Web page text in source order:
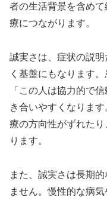
者の生活背景を含め
療につながります。
誠実さは、症状の説
く基盤にもなります
「この人は協力的で
き合いやすくなりま
療の方向性がずれた
ります。
また、誠実さは長期
ません。慢性的な病